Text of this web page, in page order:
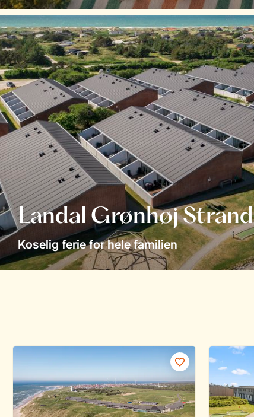
Landal Grønhøj Strand
Koselig ferie for hele familien